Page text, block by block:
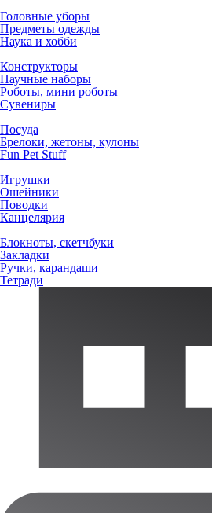
Головные уборы
Предметы одежды
Наука и хобби
Конструкторы
Научные наборы
Роботы, мини роботы
Сувениры
Посуда
Брелоки, жетоны, кулоны
Fun Pet Stuff
Игрушки
Ошейники
Поводки
Канцелярия
Блокноты, скетчбуки
Закладки
Ручки, карандаши
Тетради